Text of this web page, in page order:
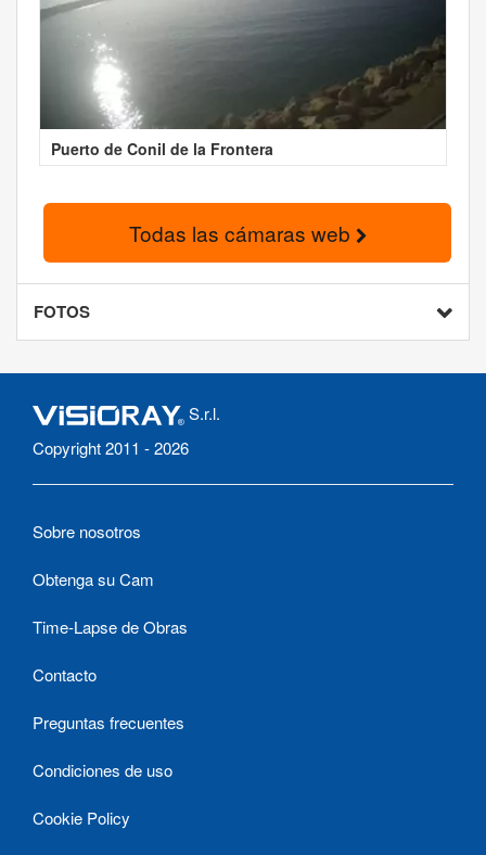
Puerto de Conil de la Frontera
Todas las cámaras web
FOTOS
S.r.l.
Copyright 2011 - 2026
Sobre nosotros
Obtenga su Cam
Time-Lapse de Obras
Contacto
Preguntas frecuentes
Condiciones de uso
Cookie Policy